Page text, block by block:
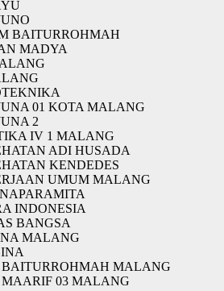
BAITURROHMAH
MADYA
01 KOTA MALANG
2
IV 1 MALANG
ADI HUSADA
KENDEDES
UMUM MALANG
INDONESIA
BANGSA
MALANG
BAITURROHMAH MALANG
MAARIF 03 MALANG